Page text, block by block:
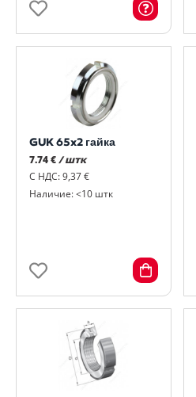
GUK 65x2 гайка
7.74 €/ штк
С НДС: 9,37 €
Наличие: <10 штк